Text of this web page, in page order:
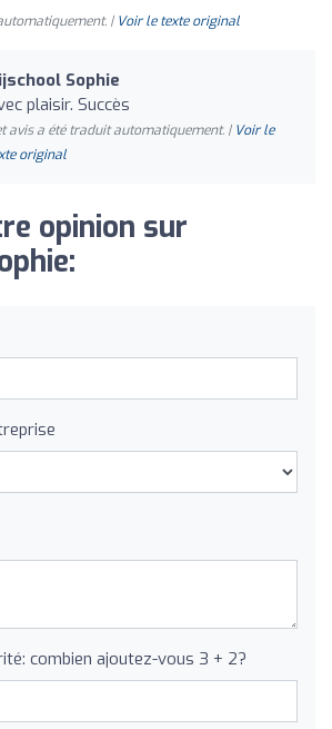
| Voir le texte original
Sophie
plaisir. Succès
avis a été traduit automatiquement. | Voir le
original
opinion sur
combien ajoutez-vous 3 + 2?